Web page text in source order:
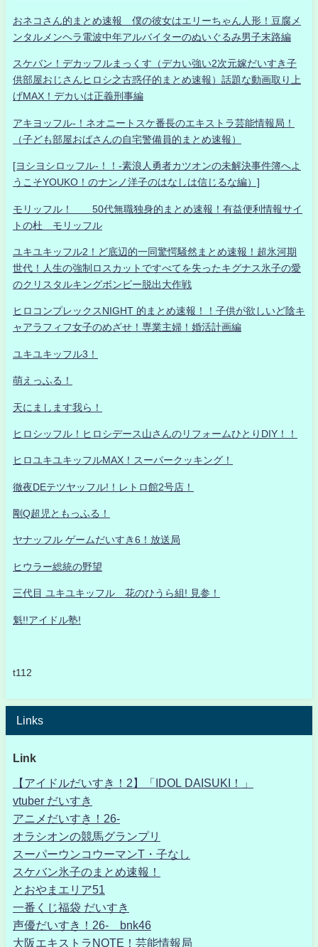
おネコさん的まとめ速報 僕の彼女はエリーちゃん人形！豆腐メ
ンタルメンヘラ電波中年アルバイターのぬいぐるみ男子末路編
スケバン！デカッフルまっくす（デカい強い2次元嫁だいすき子
供部屋おじさんヒロシ之古惑仔的まとめ速報）話題な動画取り上
げMAX！デカいは正義刑事編
アキヨッフル-！ネオニートスケ番長のエキストラ芸能情報局！
（子ども部屋おばさんの自宅警備員的まとめ速報）
[ヨシヨシロッフル-！！-素浪人勇者カツオンの未解決事件簿へよ
うこそYOUKO！のナンノ洋子のはなしは信じるな編）]
モリッフル！ 50代無職独身的まとめ速報！有益便利情報サイ
トの杜 モリッフル
ユキユキッフル2！ど底辺的一同驚愕騒然まとめ速報！超氷河期
世代！人生の強制ロスカットですべてを失ったキグナス氷子の愛
のクリスタルキングボンビー脱出大作戦
ヒロコンプレックスNIGHT 的まとめ速報！！子供が欲しいど陰キ
ャアラフィフ女子のめざせ！専業主婦！婚活計画編
ユキユキッフル3！
萌えっふる！
天にまします我ら！
ヒロシッフル！ヒロシデース山さんのリフォームひとりDIY！！
ヒロユキユキッフルMAX！スーパークッキング！
徹夜DEテツヤッフル!！レトロ館2号店！
剛Q超児ともっふる！
ヤナッフル ゲームだいすき6！放送局
ヒウラー総統の野望
三代目 ユキユキッフル 花のひうら組! 見参！
魁!!アイドル塾!
t112
Links
Link
【アイドルだいすき！2】「IDOL DAISUKI！」
vtuber だいすき
アニメだいすき！26-
オラシオンの競馬グランプリ
スーパーウンコウーマンT・子なし
スケバン氷子のまとめ速報！
とおやまエリア51
一番くじ福袋 だいすき
声優だいすき！26- bnk46
大阪エキストラNOTE！芸能情報局